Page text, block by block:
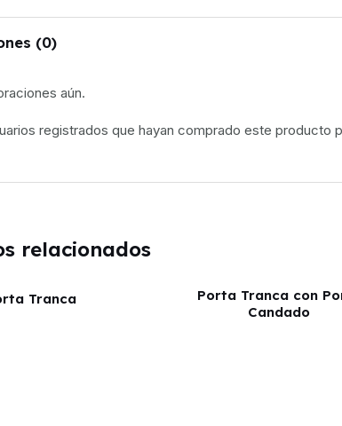
(0)
aún.
registrados que hayan comprado este producto
relacionados
Tranca
Porta Tranca con
Candado